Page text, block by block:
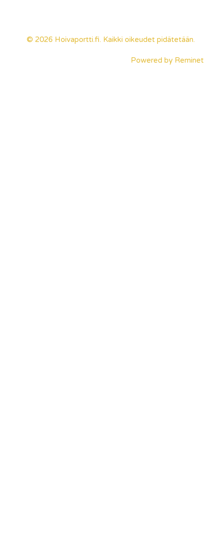
© 2026 Hoivaportti.fi. Kaikki oikeudet pidätetään.
Powered by Reminet